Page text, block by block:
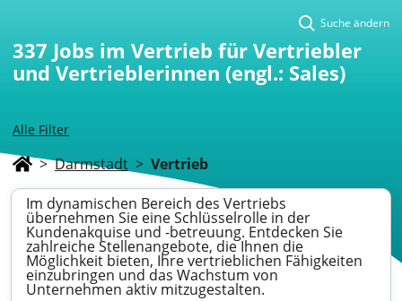
Alle Filter
Suche ändern
337 Jobs im Vertrieb für Vertriebler
und Vertrieblerinnen (engl.: Sales)
> Darmstadt > Vertrieb
Im dynamischen Bereich des Vertriebs
übernehmen Sie eine Schlüsselrolle in der
Kundenakquise und -betreuung. Entdecken Sie
zahlreiche Stellenangebote, die Ihnen die
Möglichkeit bieten, Ihre vertrieblichen Fähigkeiten
einzubringen und das Wachstum von
Unternehmen aktiv mitzugestalten.